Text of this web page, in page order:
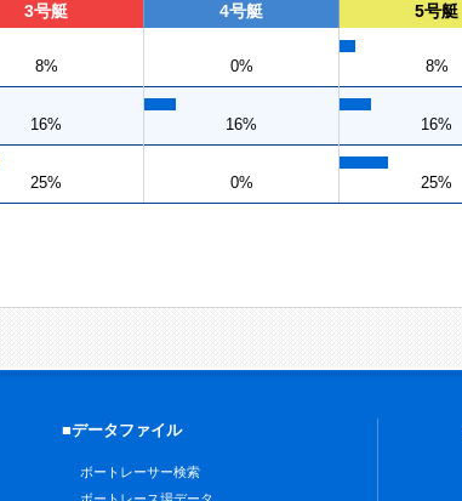
3号艇 4号艇 5号艇
8% 0% 8%
16% 16% 16%
25% 0% 25%
■データファイル
ボートレーサー検索